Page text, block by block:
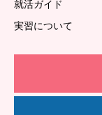
就活ガイド
実習について